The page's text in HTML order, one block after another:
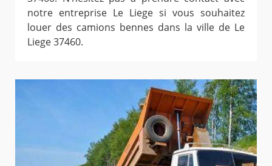
notre entreprise Le Liege si vous souhaitez
louer des camions bennes dans la ville de Le
Liege 37460.